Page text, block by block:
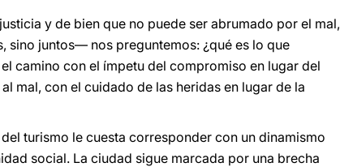
y de bien que no puede ser abrumado por el mal,
sino juntos— nos preguntemos: ¿qué es lo que
camino con el ímpetu del compromiso en lugar del
mal, con el cuidado de las heridas en lugar de la
turismo le cuesta corresponder con un dinamismo
social. La ciudad sigue marcada por una brecha